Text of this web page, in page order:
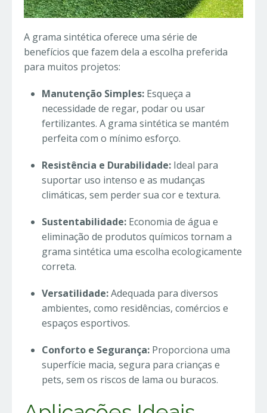
A grama sintética oferece uma série de
benefícios que fazem dela a escolha preferida
para muitos projetos:
Manutenção Simples: Esqueça a
necessidade de regar, podar ou usar
fertilizantes. A grama sintética se mantém
perfeita com o mínimo esforço.
Resistência e Durabilidade: Ideal para
suportar uso intenso e as mudanças
climáticas, sem perder sua cor e textura.
Sustentabilidade: Economia de água e
eliminação de produtos químicos tornam a
grama sintética uma escolha ecologicamente
correta.
Versatilidade:Adequada para diversos
ambientes, como residências, comércios e
espaços esportivos.
Conforto e Segurança: Proporciona uma
superfície macia, segura para crianças e
pets, sem os riscos de lama ou buracos.